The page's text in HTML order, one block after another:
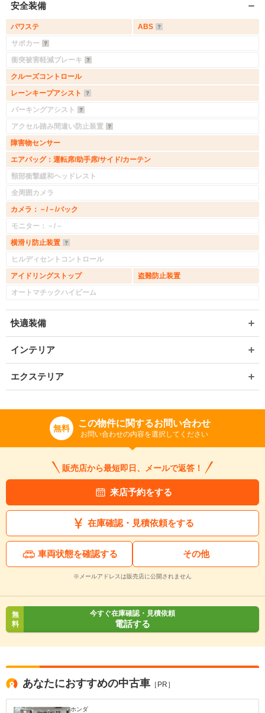
安全装備
パワステ
ABS
サポカー
衝突被害軽減ブレーキ
クルーズコントロール
レーンキープアシスト
パーキングアシスト
アクセル踏み間違い防止装置
障害物センサー
エアバッグ：運転席/助手席/サイド/カーテン
頸部衝撃緩和ヘッドレスト
全周囲カメラ
カメラ：－/－/バック
モニター：－/－
横滑り防止装置
ヒルディセントコントロール
アイドリングストップ
盗難防止装置
オートマチックハイビーム
快適装備
インテリア
エクステリア
無料 この物件に関するお問い合わせ
お問い合わせの内容を選択してください
販売店から最短即日、メールで返答！
来店予約をする
在庫確認・見積依頼をする
車両状態を確認する その他
※メールアドレスは販売店に公開されません
無
料
今すぐ在庫確認・見積依頼
電話する
あなたにおすすめの中古車 ［PR］
ホンダ
入力途中の情報を保存しますか？
※次回問い合わせをする際に自動入力されます
※保存された情報は90日で破棄されます
いいえ